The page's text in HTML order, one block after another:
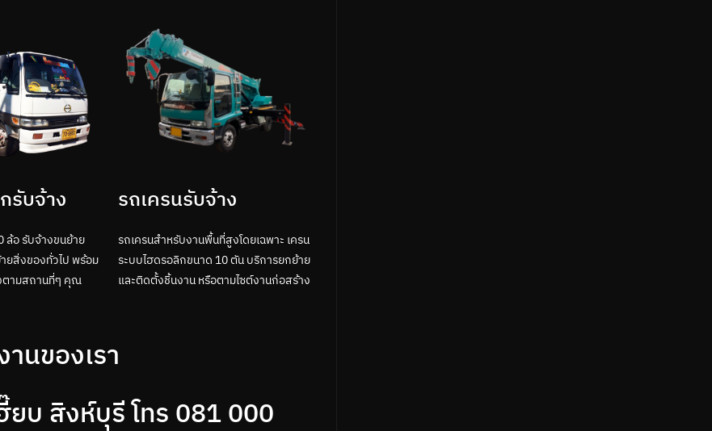
รับจ้าง
ล้อ รับจ้างขนย้าย
ยสิ่งของทั่วไป พร้อม
ตามสถานที่ๆ คุณ
รถเครนรับจ้าง
รถเครนสำหรับงานพื้นที่สูงโดยเฉพาะ เครน
ระบบไฮดรอลิกขนาด 10 ตัน บริการยกย้าย
และติดตั้งชิ้นงาน หรือตามไซต์งานก่อสร้าง
านของเรา
ยบ สิงห์บุรี โทร 081 000